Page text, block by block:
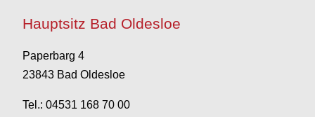
Hauptsitz Bad Oldesloe
Paperbarg 4
23843 Bad Oldesloe
Tel.: 04531 168 70 00